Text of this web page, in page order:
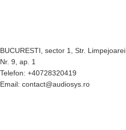
BUCURESTI, sector 1, Str. Limpejoarei
Nr. 9, ap. 1
Telefon: +40728320419
Email: contact@audiosys.ro